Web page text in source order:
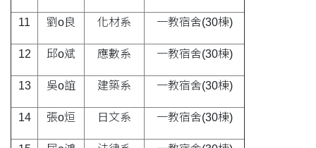
11 劉o良 化材系 一教宿舍(30棟)
12 邱o斌 應數系 一教宿舍(30棟)
13 吳o誼 建築系 一教宿舍(30棟)
14 張o烜 日文系 一教宿舍(30棟)